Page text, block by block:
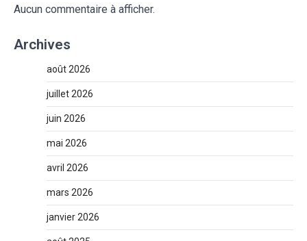
Aucun commentaire à afficher.
Archives
août 2026
juillet 2026
juin 2026
mai 2026
avril 2026
mars 2026
janvier 2026